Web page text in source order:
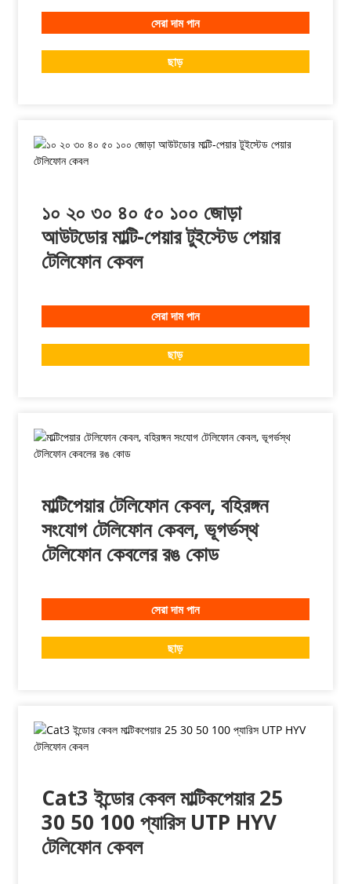
সেরা দাম পান
ছাড়
১০ ২০ ৩০ ৪০ ৫০ ১০০ জোড়া
আউটডোর মাল্টি-পেয়ার টুইস্টেড পেয়ার
টেলিফোন কেবল
সেরা দাম পান
ছাড়
মাল্টিপেয়ার টেলিফোন কেবল, বহিরঙ্গন
সংযোগ টেলিফোন কেবল, ভূগর্ভস্থ
টেলিফোন কেবলের রঙ কোড
সেরা দাম পান
ছাড়
Cat3 ইন্ডোর কেবল মাল্টিকপেয়ার 25
30 50 100 প্যারিস UTP HYV
টেলিফোন কেবল